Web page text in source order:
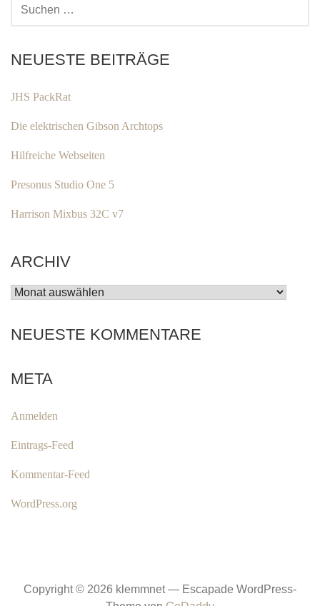
NEUESTE BEITRÄGE
JHS PackRat
Die elektrischen Gibson Archtops
Hilfreiche Webseiten
Presonus Studio One 5
Harrison Mixbus 32C v7
ARCHIV
ARCHIV
NEUESTE KOMMENTARE
META
Anmelden
Eintrags-Feed
Kommentar-Feed
WordPress.org
Copyright © 2026 klemmnet — Escapade WordPress-